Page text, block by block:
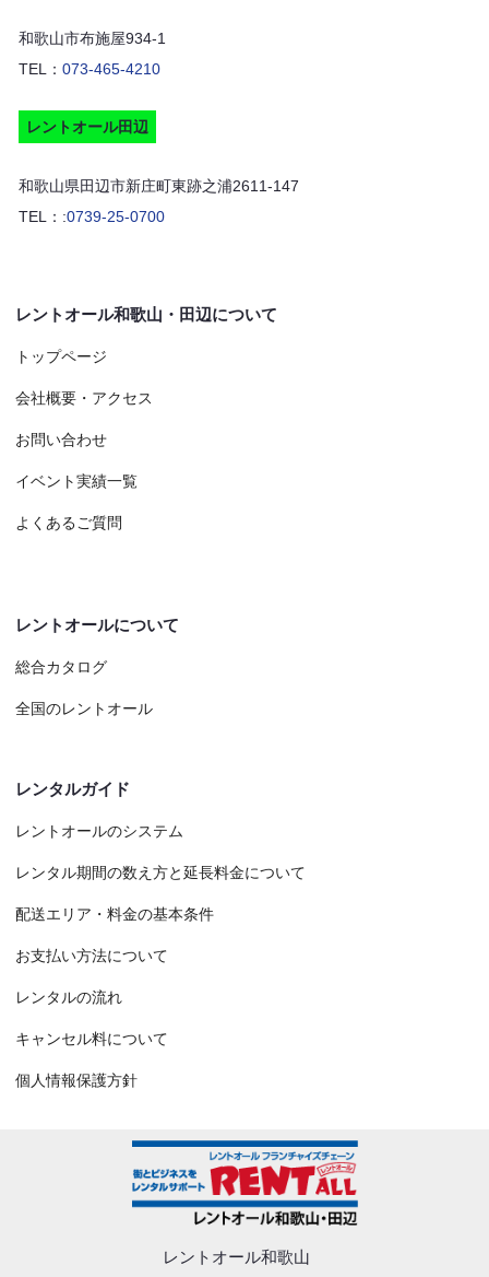
和歌山市布施屋934-1
TEL： 073-465-4210
レントオール田辺
和歌山県田辺市新庄町東跡之浦2611-147
TEL：:0739-25-0700
レントオール和歌山・田辺について
トップページ
会社概要・アクセス
お問い合わせ
イベント実績一覧
よくあるご質問
レントオールについて
総合カタログ
全国のレントオール
レンタルガイド
レントオールのシステム
レンタル期間の数え方と延長料金について
配送エリア・料金の基本条件
お支払い方法について
レンタルの流れ
キャンセル料について
個人情報保護方針
レントオール和歌山